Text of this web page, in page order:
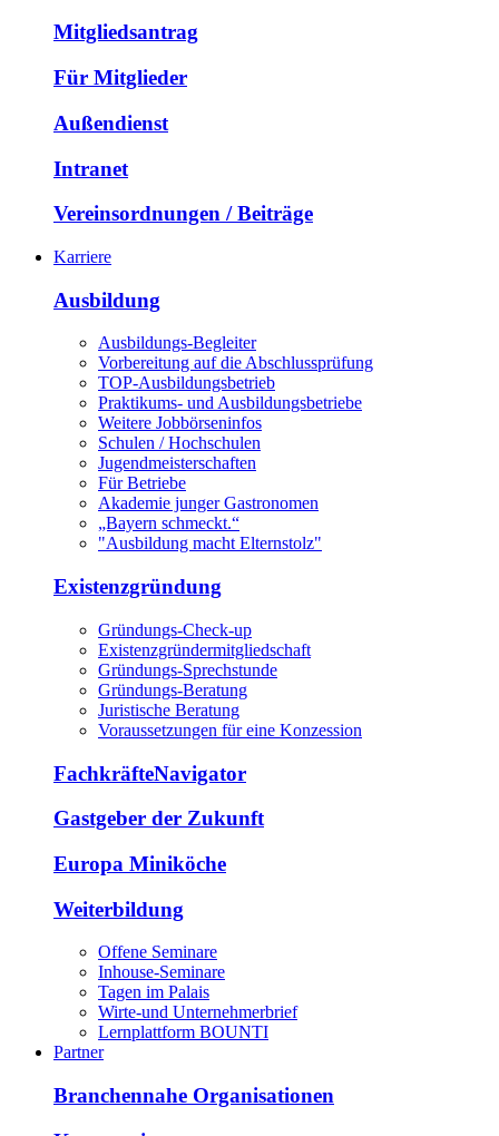
Mitgliedsantrag
Für Mitglieder
Außendienst
Intranet
Vereinsordnungen / Beiträge
Karriere
Ausbildung
Ausbildungs-Begleiter
Vorbereitung auf die Abschlussprüfung
TOP-Ausbildungsbetrieb
Praktikums- und Ausbildungsbetriebe
Weitere Jobbörseninfos
Schulen / Hochschulen
Jugendmeisterschaften
Für Betriebe
Akademie junger Gastronomen
„Bayern schmeckt.“
"Ausbildung macht Elternstolz"
Existenzgründung
Gründungs-Check-up
Existenzgründermitgliedschaft
Gründungs-Sprechstunde
Gründungs-Beratung
Juristische Beratung
Voraussetzungen für eine Konzession
FachkräfteNavigator
Gastgeber der Zukunft
Europa Miniköche
Weiterbildung
Offene Seminare
Inhouse-Seminare
Tagen im Palais
Wirte-und Unternehmerbrief
Lernplattform BOUNTI
Partner
Branchennahe Organisationen